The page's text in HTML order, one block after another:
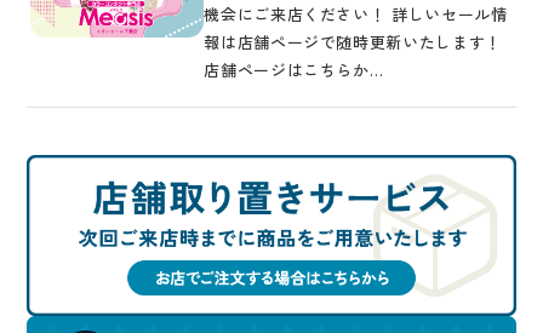
機会にご来店ください！ 詳しいセール情
報は店舗ページで随時更新いたします！
店舗ページはこちらか…